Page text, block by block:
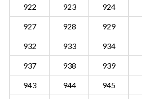
922 923 924
927 928 929
932 933 934
937 938 939
943 944 945